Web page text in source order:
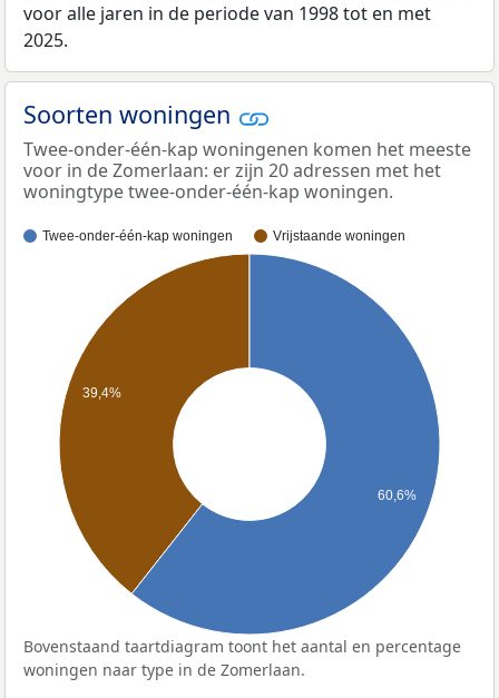
voor alle jaren in de periode van 1998 tot en met
2025.
Soorten woningen
Twee-onder-één-kap woningenen komen het meeste
voor in de Zomerlaan: er zijn 20 adressen met het
woningtype twee-onder-één-kap woningen.
Twee-onder-één-kap woningen Vrijstaande woningen
39,4%
60,6%
Bovenstaand taartdiagram toont het aantal en percentage
woningen naar type in de Zomerlaan.